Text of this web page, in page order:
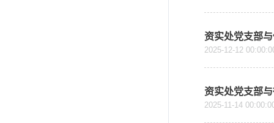
资实处党支部
2025-12-12
资实处党支部
2025-11-14